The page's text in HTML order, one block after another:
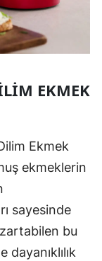
EKMEK
Ekmek
ekmeklerin
sayesinde
bu
dayanıklılık